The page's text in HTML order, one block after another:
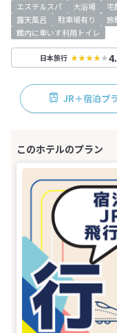
エステ＆スパ 大浴場 宅
露天風呂
駐車場有り 旅
館内に車いす利用トイレ
日本旅行
JR＋宿泊プ